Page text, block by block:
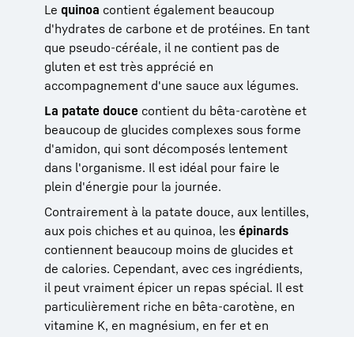
Le quinoa contient également beaucoup
d'hydrates de carbone et de protéines. En tant
que pseudo-céréale, il ne contient pas de
gluten et est très apprécié en
accompagnement d'une sauce aux légumes.
La patate douce contient du bêta-carotène et
beaucoup de glucides complexes sous forme
d'amidon, qui sont décomposés lentement
dans l'organisme. Il est idéal pour faire le
plein d'énergie pour la journée.
Contrairement à la patate douce, aux lentilles,
aux pois chiches et au quinoa, les épinards
contiennent beaucoup moins de glucides et
de calories. Cependant, avec ces ingrédients,
il peut vraiment épicer un repas spécial. Il est
particulièrement riche en bêta-carotène, en
vitamine K, en magnésium, en fer et en